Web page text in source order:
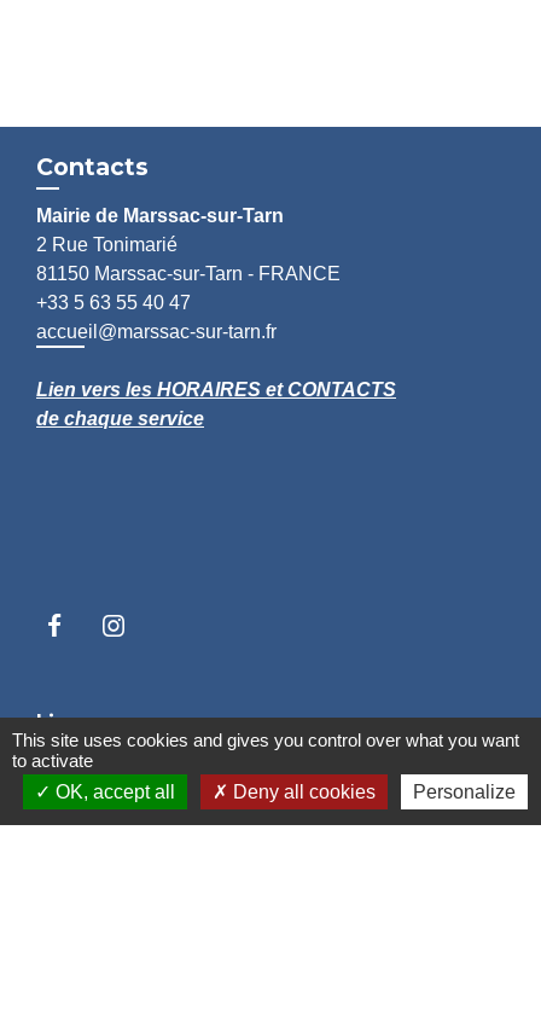
Contacts
Mairie de Marssac-sur-Tarn
2 Rue Tonimarié
81150 Marssac-sur-Tarn - FRANCE
+33 5 63 55 40 47
accueil@marssac-sur-tarn.fr
Lien vers les HORAIRES et CONTACTS
de chaque service
Liens
Grand Albigeois
Conseil Départemental du Tarn
This site uses cookies and gives you control over what you want
to activate
OK, accept all
Deny all cookies Personalize